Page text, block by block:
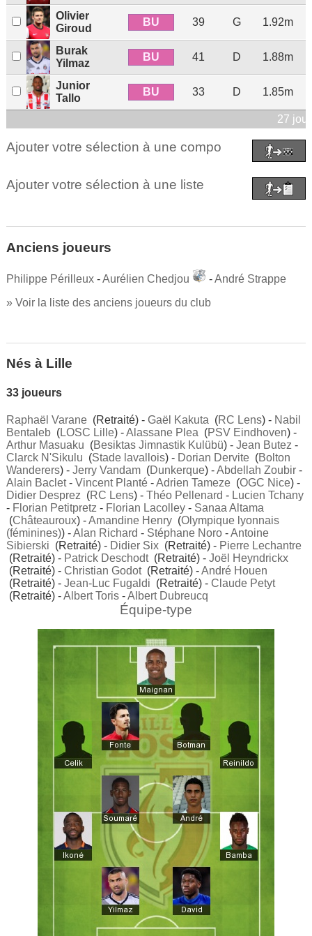
Olivier
Giroud
BU 39 G 1.92m
Burak
Yilmaz
BU 41 D 1.88m
Junior
Tallo
BU 33 D 1.85m
27
Ajouter votre sélection à une compo
Ajouter votre sélection à une liste
Anciens joueurs
Philippe Périlleux-Aurélien Chedjou -André Strappe
» Voir la liste des anciens joueurs du club
Nés à Lille
33 joueurs
Raphaël Varane(Retraité) - Gaël Kakuta (RC Lens) - Nabil
Bentaleb(LOSC Lille) -Alassane Plea (PSV Eindhoven) -
Arthur Masuaku (Besiktas Jimnastik Kulübü) - Jean Butez -
Clarck N'Sikulu (Stade lavallois) - Dorian Dervite(Bolton
Wanderers) - Jerry Vandam(Dunkerque) -Abdellah Zoubir-
Alain Baclet- Vincent Planté-Adrien Tameze(OGC Nice) -
Didier Desprez (RC Lens) - Théo Pellenard - Lucien Tchany
- Florian Petitpretz - Florian Lacolley- Sanaa Altama
(Châteauroux) -Amandine Henry(Olympique lyonnais
(féminines)) -Alan Richard - Stéphane Noro-Antoine
Sibierski (Retraité) - Didier Six(Retraité) - Pierre Lechantre
(Retraité) - Patrick Deschodt(Retraité) - Joël Heyndrickx
(Retraité) - Christian Godot(Retraité) -André Houen
(Retraité) - Jean-Luc Fugaldi (Retraité) - Claude Petyt
(Retraité) -Albert Toris-Albert Dubreucq
Équipe-type